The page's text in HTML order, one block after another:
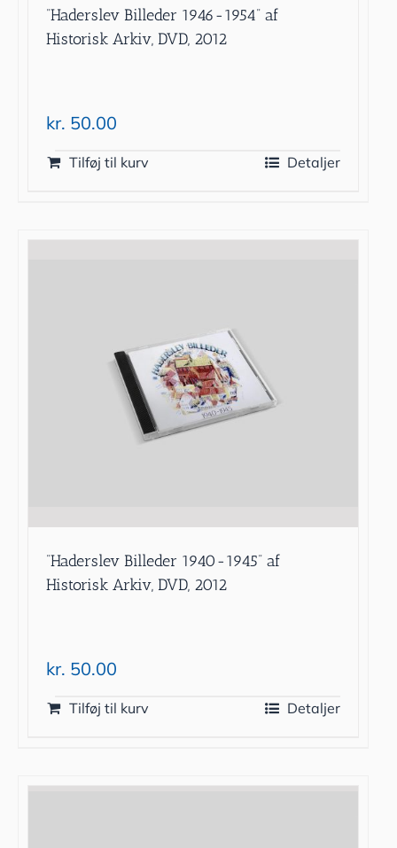
”Haderslev Billeder 1946-1954” af
Historisk Arkiv, DVD, 2012
kr. 50.00
Tilføj til kurv Detaljer
”Haderslev Billeder 1940-1945” af
Historisk Arkiv, DVD, 2012
kr. 50.00
Tilføj til kurv Detaljer